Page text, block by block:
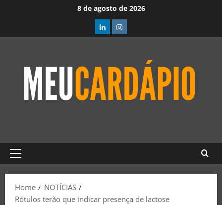
8 de agosto de 2026
Home
NOTÍCIAS
Rótulos terão que indicar presença de lactose